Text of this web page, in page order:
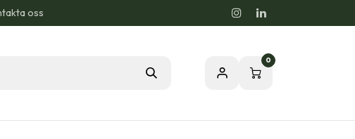
oss
0